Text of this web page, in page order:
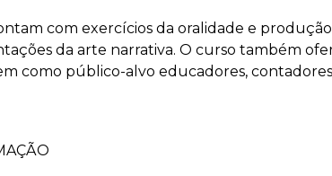
com exercícios da oralidade e
da arte narrativa. O curso também
como público-alvo educadores, contadores